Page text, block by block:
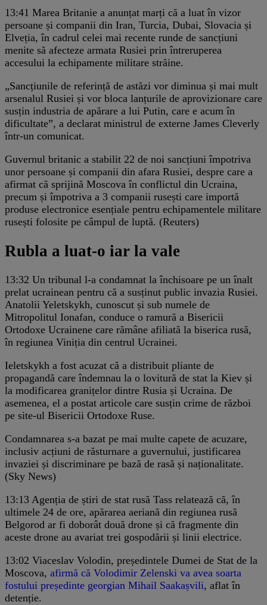
13:41 Marea Britanie a anunțat marți că a luat în vizor
persoane și companii din Iran, Turcia, Dubai, Slovacia și
Elveția, în cadrul celei mai recente runde de sancțiuni
menite să afecteze armata Rusiei prin întreruperea
accesului la echipamente militare străine.
„Sancțiunile de referință de astăzi vor diminua și mai mult
arsenalul Rusiei și vor bloca lanțurile de aprovizionare care
susțin industria de apărare a lui Putin, care e acum în
dificultate”, a declarat ministrul de externe James Cleverly
într-un comunicat.
Guvernul britanic a stabilit 22 de noi sancțiuni împotriva
unor persoane și companii din afara Rusiei, despre care a
afirmat că sprijină Moscova în conflictul din Ucraina,
precum și împotriva a 3 companii rusești care importă
produse electronice esențiale pentru echipamentele militare
rusești folosite pe câmpul de luptă. (Reuters)
Rubla a luat-o iar la vale
13:32 Un tribunal l-a condamnat la închisoare pe un înalt
prelat ucrainean pentru că a susținut public invazia Rusiei.
Anatolii Yeletskykh, cunoscut și sub numele de
Mitropolitul Ionafan, conduce o ramură a Bisericii
Ortodoxe Ucrainene care rămâne afiliată la biserica rusă,
în regiunea Viniția din centrul Ucrainei.
Ieletskykh a fost acuzat că a distribuit pliante de
propagandă care îndemnau la o lovitură de stat la Kiev și
la modificarea granițelor dintre Rusia și Ucraina. De
asemenea, el a postat articole care susțin crime de război
pe site-ul Bisericii Ortodoxe Ruse.
Condamnarea s-a bazat pe mai multe capete de acuzare,
inclusiv acțiuni de răsturnare a guvernului, justificarea
invaziei și discriminare pe bază de rasă și naționalitate.
(Sky News)
13:13 Agenția de știri de stat rusă Tass relatează că, în
ultimele 24 de ore, apărarea aeriană din regiunea rusă
Belgorod ar fi doborât două drone și că fragmente din
aceste drone au avariat trei gospodării și linii electrice.
13:02 Viaceslav Volodin, președintele Dumei de Stat de la
Moscova, afirmă că Volodimir Zelenski va avea soarta
fostului președinte georgian Mihail Saakașvili, aflat în
detenție.